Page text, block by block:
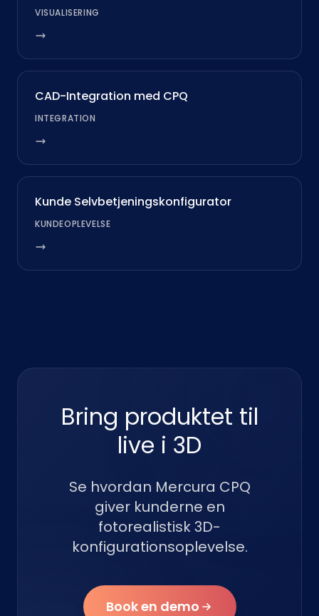
VISUALISERING
CAD-Integration med CPQ
INTEGRATION
Kunde Selvbetjeningskonfigurator
KUNDEOPLEVELSE
Bring produktet til
live i 3D
Se hvordan Mercura CPQ
giver kunderne en
fotorealistisk 3D-
konfigurationsoplevelse.
Book en demo